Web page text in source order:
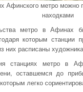
Афинского метро можно
находками
метро в Афинах
которым станции
них расписаны
станциях метро в
оставшемся до
легко